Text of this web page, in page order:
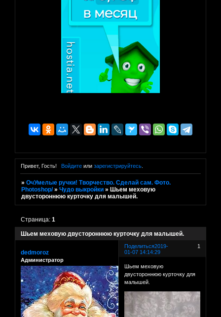
Привет, Гость! Войдитеили зарегистрируйтесь.
»ОчУмелые ручки! Творчество. Сделай сам. Фото.
Photoshop/ »Чудо выкройки » Шьем меховую
двустороннюю курточку для малышей.
Шьем меховую двустороннюю курточку для малышей.
Страница:1
Поделиться 1
2019-
01-07 14:14:29
dedmoroz
Администратор
Шьем меховую
двустороннюю курточку для
малышей.